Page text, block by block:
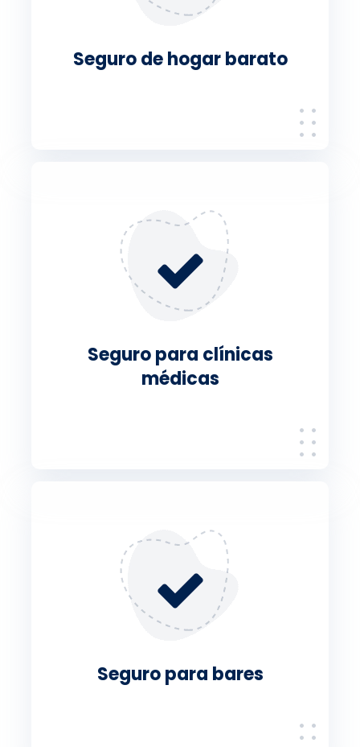
Seguro de hogar barato
Seguro para clínicas
médicas
Seguro para bares